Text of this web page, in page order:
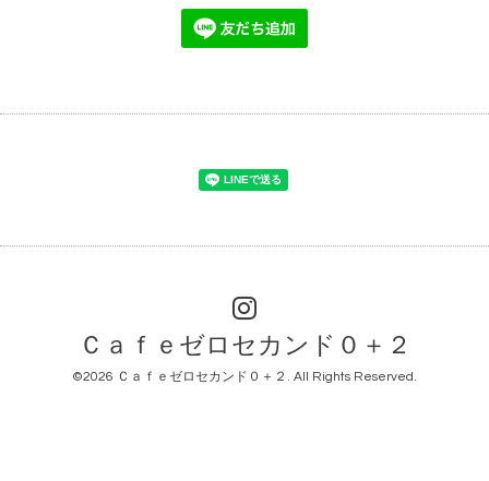
Ｃａｆｅゼロセカンド０＋２
©2026 Ｃａｆｅゼロセカンド０＋２ . All Rights Reserved.